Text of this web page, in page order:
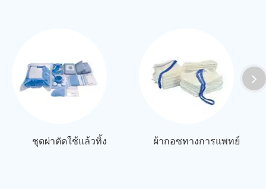
ชุดผ่าตัดใช้แล้วทิ้ง ผ้ากอซทางการแพทย์